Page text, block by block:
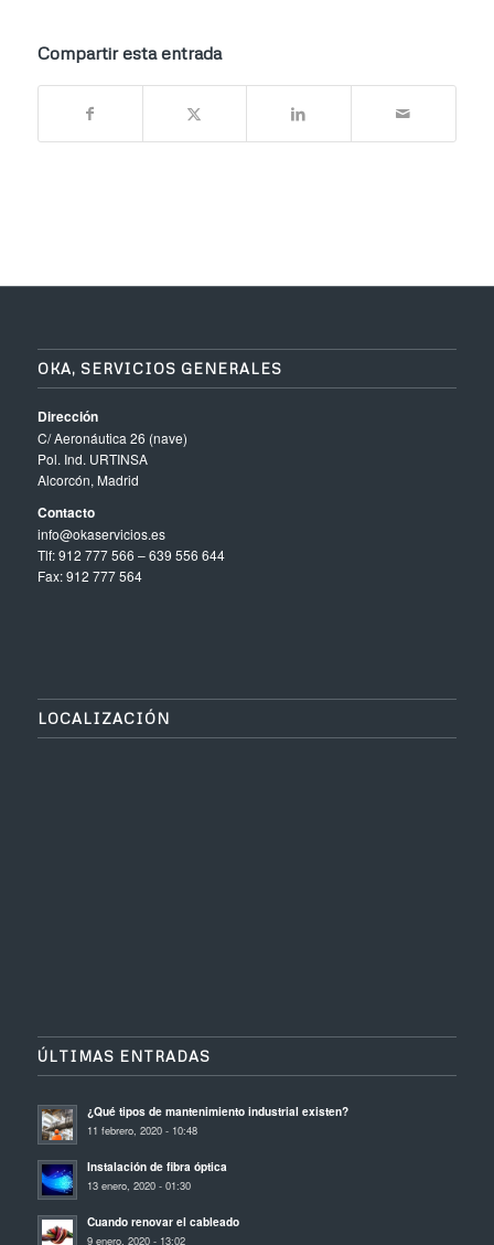
Compartir esta entrada
OKA, SERVICIOS GENERALES
Dirección
C/ Aeronáutica 26 (nave)
Pol. Ind. URTINSA
Alcorcón, Madrid
Contacto
info@okaservicios.es
Tlf: 912 777 566 – 639 556 644
Fax: 912 777 564
LOCALIZACIÓN
ÚLTIMAS ENTRADAS
¿Qué tipos de mantenimiento industrial existen?
11 febrero, 2020 - 10:48
Instalación de fibra óptica
13 enero, 2020 - 01:30
Cuando renovar el cableado
9 enero, 2020 - 13:02